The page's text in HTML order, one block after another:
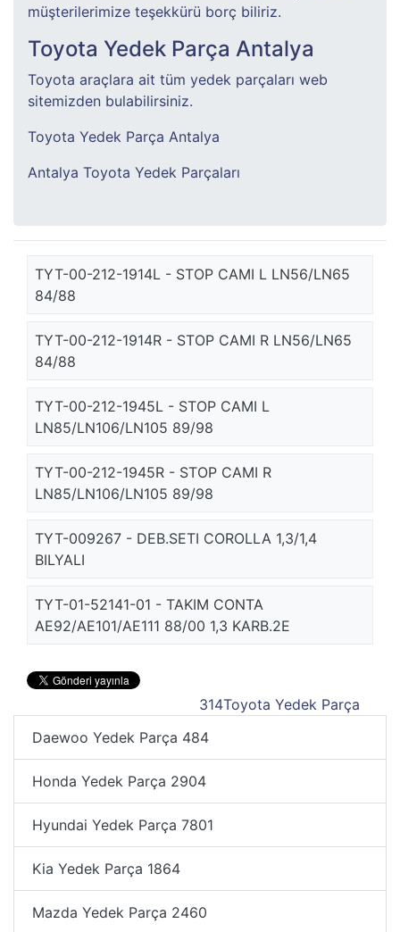
müşterilerimize teşekkürü borç biliriz.
Toyota Yedek Parça Antalya
Toyota araçlara ait tüm yedek parçaları web
sitemizden bulabilirsiniz.
Toyota Yedek Parça Antalya
Antalya Toyota Yedek Parçaları
TYT-00-212-1914L - STOP CAMI L LN56/LN65
84/88
TYT-00-212-1914R - STOP CAMI R LN56/LN65
84/88
TYT-00-212-1945L - STOP CAMI L
LN85/LN106/LN105 89/98
TYT-00-212-1945R - STOP CAMI R
LN85/LN106/LN105 89/98
TYT-009267 - DEB.SETI COROLLA 1,3/1,4
BILYALI
TYT-01-52141-01 - TAKIM CONTA
AE92/AE101/AE111 88/00 1,3 KARB.2E
314Toyota Yedek Parça
Daewoo Yedek Parça 484
Honda Yedek Parça 2904
Hyundai Yedek Parça 7801
Kia Yedek Parça 1864
Mazda Yedek Parça 2460